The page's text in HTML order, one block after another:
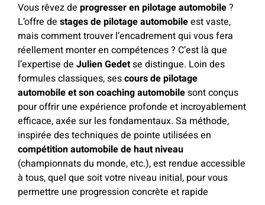
Vous rêvez de progresser en pilotage automobile?
L’offre de stages de pilotage automobileest vaste,
mais comment trouver l’encadrement qui vous fera
réellement monter en compétences ? C’est là que
l’expertise de Julien Gedetse distingue. Loin des
formules classiques, sescours de pilotage
automobile et son coaching automobilesont conçus
pour offrir une expérience profonde et incroyablement
efficace, axée sur les fondamentaux. Sa méthode,
inspirée des techniques de pointe utilisées en
compétition automobile de haut niveau
(championnats du monde, etc.), est rendue accessible
à tous, quel que soit votre niveau initial, pour vous
permettre une progression concrète et rapide